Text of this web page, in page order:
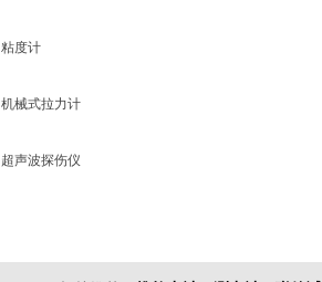
粘度计
机械式拉力计
超声波探伤仪